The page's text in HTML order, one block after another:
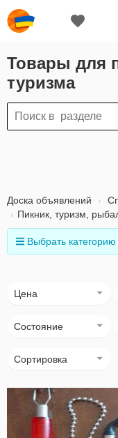
Товары для
туризма
Доска объявлений
Пикник, туризм,
Выбрать категорию
Цена
Состояние
Сортировка